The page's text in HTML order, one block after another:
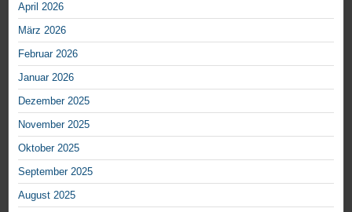
April 2026
März 2026
Februar 2026
Januar 2026
Dezember 2025
November 2025
Oktober 2025
September 2025
August 2025